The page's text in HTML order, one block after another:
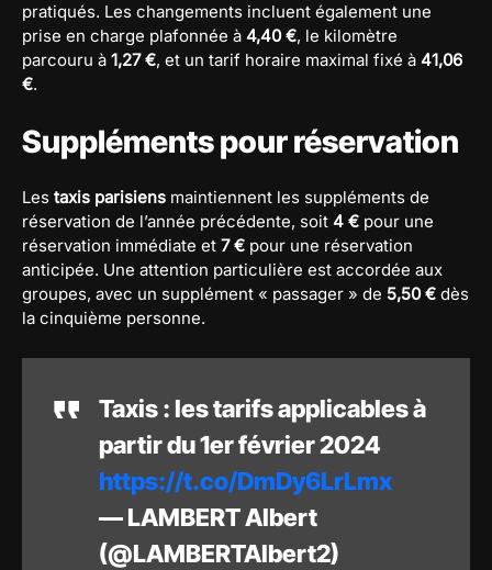
pratiqués. Les changements incluent également une
prise en charge plafonnée à 4,40 €, le kilomètre
parcouru à 1,27 €, et un tarif horaire maximal fixé à 41,06
€.
Suppléments pour réservation
Les taxis parisiens maintiennent les suppléments de
réservation de l’année précédente, soit 4 € pour une
réservation immédiate et 7 € pour une réservation
anticipée. Une attention particulière est accordée aux
groupes, avec un supplément « passager » de 5,50 € dès
la cinquième personne.
Taxis : les tarifs applicables à
partir du 1er février 2024
https://t.co/DmDy6LrLmx
— LAMBERT Albert
(@LAMBERTAlbert2)